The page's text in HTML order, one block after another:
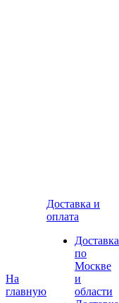
На
главную
Доставка и
оплата
Доставка
по
Москве
и
области